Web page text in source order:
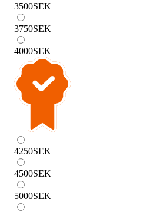
3500SEK
3750SEK
4000SEK
4250SEK
4500SEK
5000SEK